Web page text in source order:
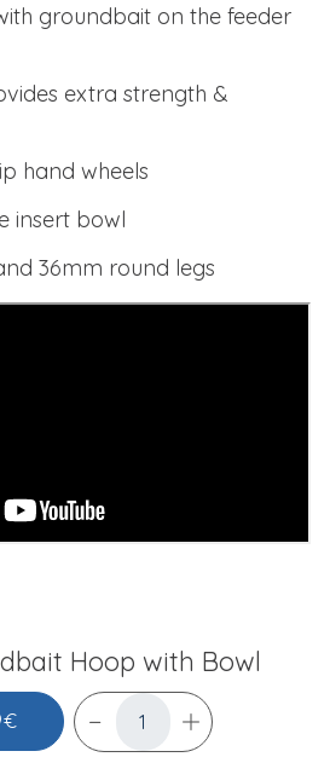
groundbait on the feeder
extra strength &
hand wheels
insert bowl
36mm round legs
Hoop with Bowl